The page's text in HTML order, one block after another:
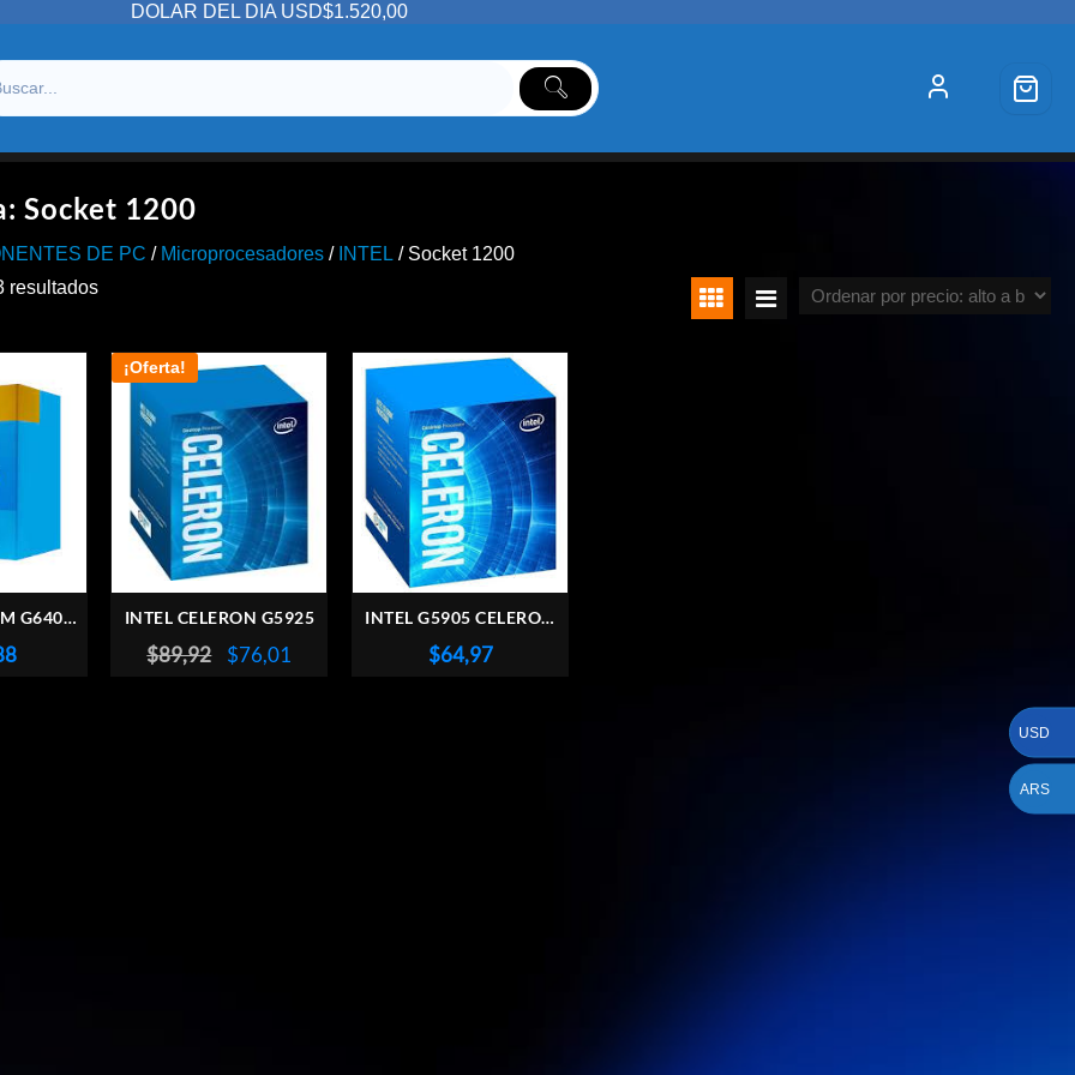
DOLAR DEL DIA USD$1.520,00
Socket 1200
DE PC / Microprocesadores / INTEL / Socket 1200
resultadosOrdenado
alto
G6405
S1200
¡Oferta!
INTEL CELERON G5925
$89,92
El
$76,01
INTEL G5905 CELERON
COMETLAKE S1200
$64,97
USD
ARS